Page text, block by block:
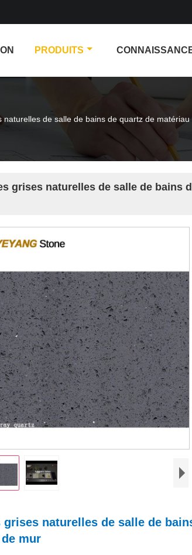
PRODUITS
naturelles de salle de bains de quartz de
grises naturelles de salle de bains
grises naturelles de salle de
mur